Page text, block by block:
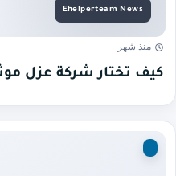
منذ شهر
كيف تختار شركة عزل